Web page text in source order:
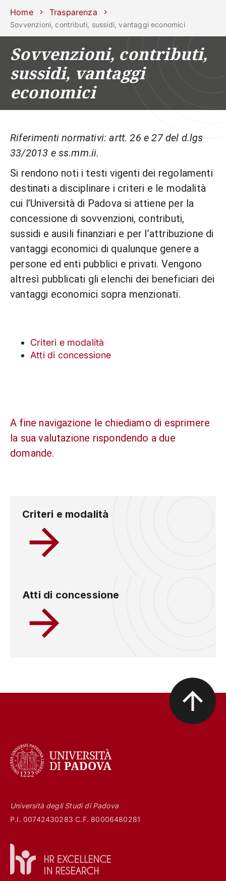
Scuole DipartimentiCentri
Sostieni
Unipd
stampa
noi
CORSI STUDIARE
RICERCA CAMPUS
IMPRESE E IMPATTO
Servizi
Home Trasparenza
Sovvenzioni, contributi, sussidi, vantaggi economici
Sovvenzioni, contributi,
sussidi, vantaggi
economici
Riferimenti normativi: artt. 26 e 27 del d.lgs
33/2013 e ss.mm.ii.
Si rendono noti i testi vigenti dei regolamenti
destinati a disciplinare i criteri e le modalità
cui l’Università di Padova si attiene per la
concessione di sovvenzioni, contributi,
sussidi e ausili finanziari e per l’attribuzione di
vantaggi economici di qualunque genere a
persone ed enti pubblici e privati. Vengono
altresì pubblicati gli elenchi dei beneficiari dei
vantaggi economici sopra menzionati.
Criteri e modalità
Atti di concessione
A fine navigazione le chiediamo di esprimere
la sua valutazione rispondendo a due
domande.
Criteri e modalità
Atti di concessione
Università degli Studi di Padova
P.I. 00742430283 C.F. 80006480281